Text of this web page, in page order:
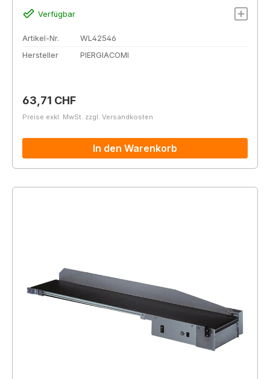
Verfügbar
Artikel-Nr.
WL42546
Hersteller
PIERGIACOMI
Regulärer Preis:
63,71 CHF
Preise exkl. MwSt. zzgl. Versandkosten
In den Warenkorb